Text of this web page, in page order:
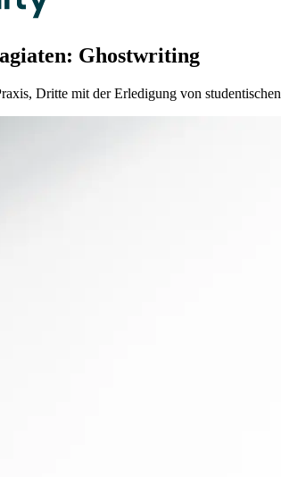
Ghostwriting
Dritte mit der Erledigung von